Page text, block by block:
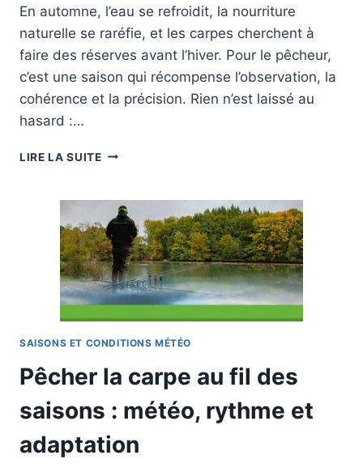
En automne, l’eau se refroidit, la nourriture
naturelle se raréfie, et les carpes cherchent à
faire des réserves avant l’hiver. Pour le pêcheur,
c’est une saison qui récompense l’observation, la
cohérence et la précision. Rien n’est laissé au
hasard :…
LIRE LA SUITEPÊCHER
CARPE
EN
AUTOMNE
:
TECHNIQUES
ET
ASTUCES
EFFICACES
SAISONS ET CONDITIONS MÉTÉO
Pêcher la carpe au fil des
saisons : météo, rythme et
adaptation